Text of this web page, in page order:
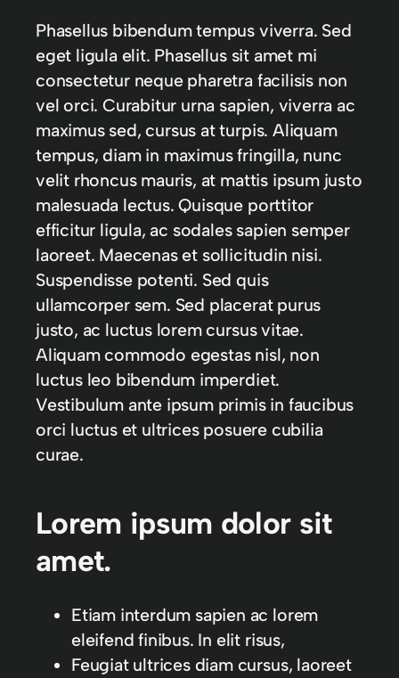
Phasellus bibendum tempus viverra. Sed
eget ligula elit. Phasellus sit amet mi
consectetur neque pharetra facilisis non
vel orci. Curabitur urna sapien, viverra ac
maximus sed, cursus at turpis. Aliquam
tempus, diam in maximus fringilla, nunc
velit rhoncus mauris, at mattis ipsum justo
malesuada lectus. Quisque porttitor
efficitur ligula, ac sodales sapien semper
laoreet. Maecenas et sollicitudin nisi.
Suspendisse potenti. Sed quis
ullamcorper sem. Sed placerat purus
justo, ac luctus lorem cursus vitae.
Aliquam commodo egestas nisl, non
luctus leo bibendum imperdiet.
Vestibulum ante ipsum primis in faucibus
orci luctus et ultrices posuere cubilia
curae.
Lorem ipsum dolor sit
amet.
Etiam interdum sapien ac lorem
eleifend finibus. In elit risus,
Feugiat ultrices diam cursus, laoreet